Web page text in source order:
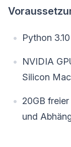
Python
NVIDIA
Silicon Mac
20GB
und